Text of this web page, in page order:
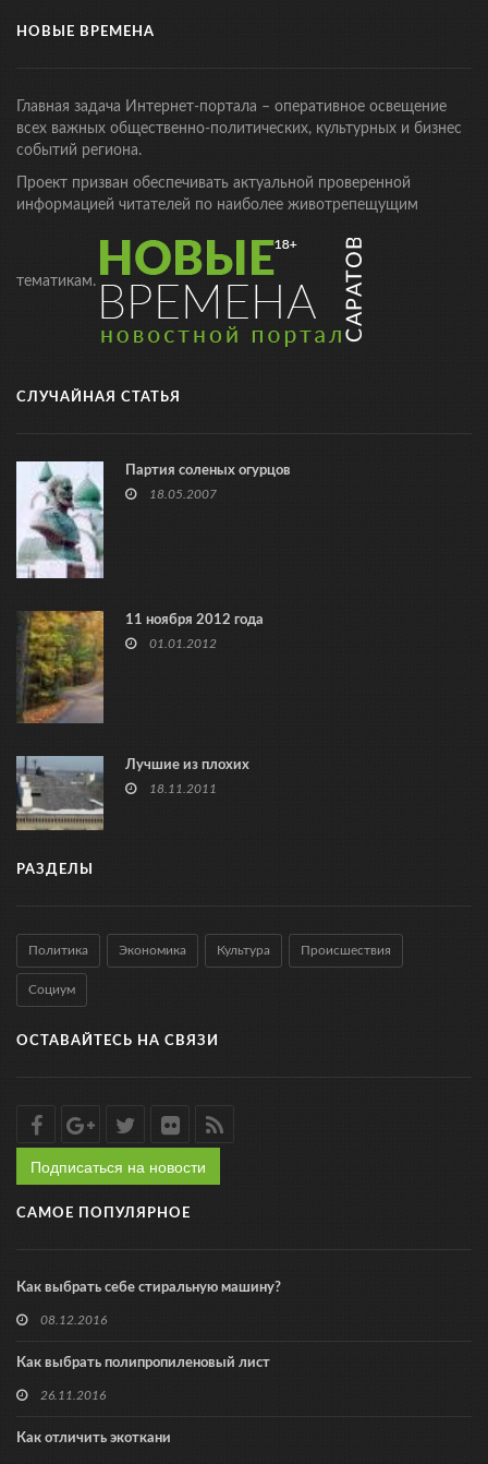
НОВЫЕ ВРЕМЕНА
Главная задача Интернет-портала – оперативное освещение
всех важных общественно-политических, культурных и бизнес
событий региона.
Проект призван обеспечивать актуальной проверенной
информацией читателей по наиболее животрепещущим
тематикам.
СЛУЧАЙНАЯ СТАТЬЯ
Партия соленых огурцов
18.05.2007
11 ноября 2012 года
01.01.2012
Лучшие из плохих
18.11.2011
РАЗДЕЛЫ
Политика Экономика Культура Происшествия
Социум
ОСТАВАЙТЕСЬ НА СВЯЗИ
Подписаться на новости
САМОЕ ПОПУЛЯРНОЕ
Как выбрать себе стиральную машину?
08.12.2016
Как выбрать полипропиленовый лист
26.11.2016
Как отличить экоткани